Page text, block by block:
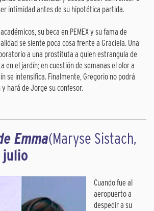
intimidad antes de su hipotética partida.
su beca en PEMEX y su fama de
se siente poca cosa frente a Graciela. Una
a una prostituta a quien estrangula de
en el jardín; en cuestión de semanas el olor a
se intensifica. Finalmente, Gregorio no podrá
hará de Jorge su confesor.
Emma(Maryse Sistach,
julio
Cuando fue al
aeropuerto a
despedir a su